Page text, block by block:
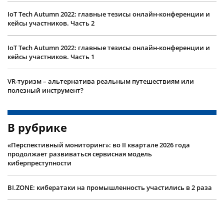
IoT Tech Autumn 2022: главные тезисы онлайн-конференции и
кейсы участников. Часть 2
IoT Tech Autumn 2022: главные тезисы онлайн-конференции и
кейсы участников. Часть 1
VR-туризм – альтернатива реальным путешествиям или
полезный инструмент?
В рубрике
«Перспективный мониторинг»: во II квартале 2026 года
продолжает развиваться сервисная модель
киберпреступности
BI.ZONE: кибератаки на промышленность участились в 2 раза